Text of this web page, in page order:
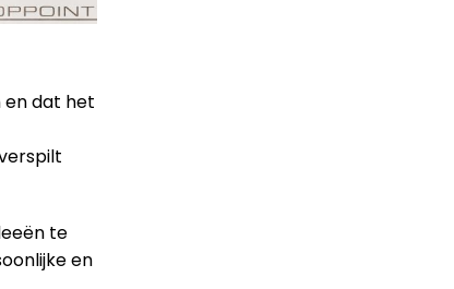
en dat het
te
en